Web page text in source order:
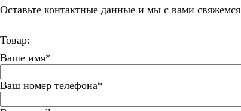
Оставьте контактные данные и мы с вами свяжемся
Товар:
Ваше имя*
Ваш номер телефона*